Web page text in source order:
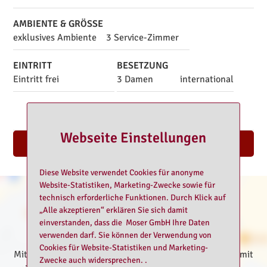
Webseite Einstellungen
Diese Website verwendet Cookies für anonyme
Website-Statistiken, Marketing-Zwecke sowie für
technisch erforderliche Funktionen. Durch Klick auf
„Alle akzeptieren“ erklären Sie sich damit
einverstanden, dass die Moser GmbH Ihre Daten
verwenden darf. Sie können der Verwendung von
Cookies für Website-Statistiken und Marketing-
Zwecke auch widersprechen. .
Vertragsverhältnis mit den Lustengeln zustande.
AMBIENTE & GRÖSSE
exklusives Ambiente
3 Service-Zimmer
EINTRITT
Eintritt frei
BESETZUNG
3 Damen
international
Nach oben
Mit dem Klick auf "Karte anzeigen" erklären Sie sich damit